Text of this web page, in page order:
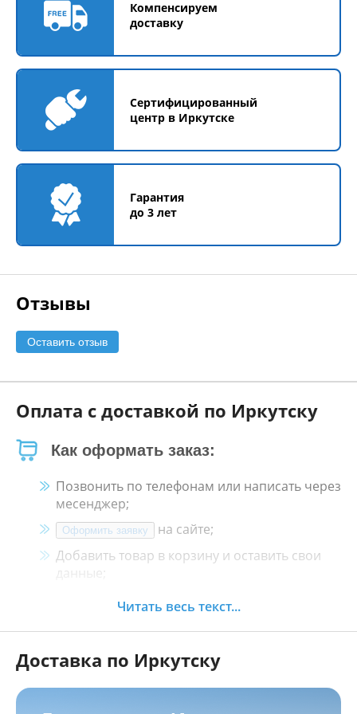
Компенсируем
доставку
Сертифицированный
центр в Иркутске
Гарантия
до 3 лет
Отзывы
Оставить отзыв
Оплата с доставкой по Иркутску
Как оформать заказ:
Позвонить по телефонам или написать через
месенджер;
Оформить заявку
на сайте;
Добавить товар в корзину и оставить свои
данные;
Менеджер свяжется с Вами в течение 30
Как оплатить:
Наличными, пластиковой картой, кредитной
Читать весь текст...
Доставка по Иркутску